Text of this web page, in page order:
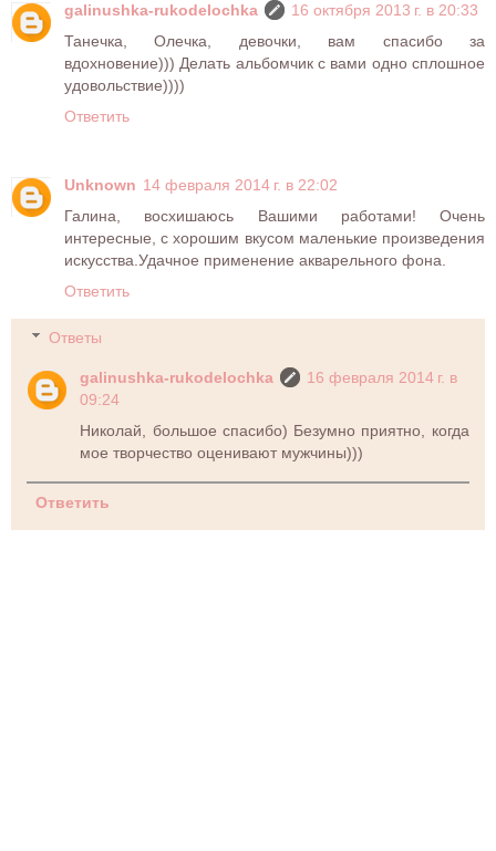
galinushka-rukodelochka
16 октября 2013 г. в 20:33
Танечка, Олечка, девочки, вам спасибо за
вдохновение))) Делать альбомчик с вами одно сплошное
удовольствие))))
Ответить
Unknown 14 февраля 2014 г. в 22:02
Галина, восхишаюсь Вашими работами! Очень
интересные, с хорошим вкусом маленькие произведения
искусства.Удачное применение акварельного фона.
Ответить
Ответы
galinushka-rukodelochka
16 февраля 2014 г. в
09:24
Николай, большое спасибо) Безумно приятно, когда
мое творчество оценивают мужчины)))
Ответить